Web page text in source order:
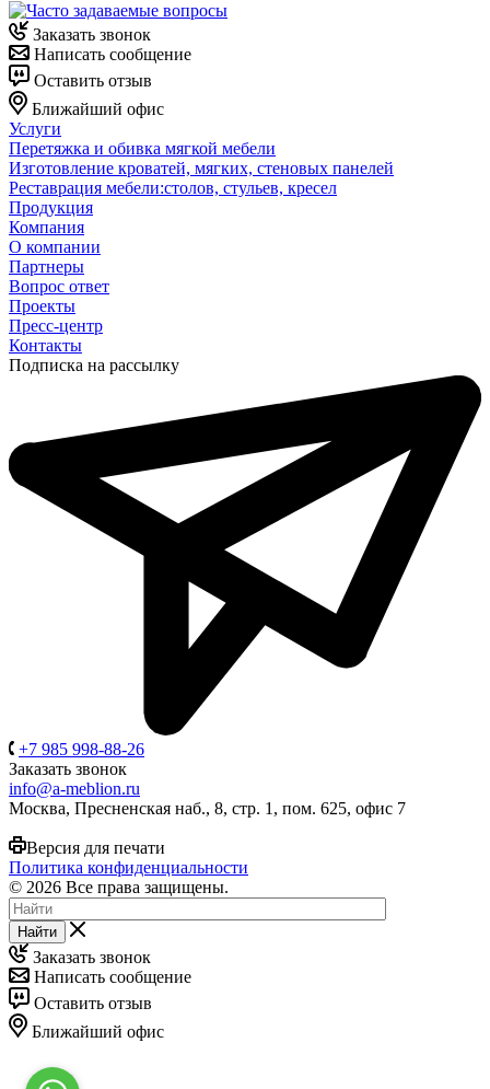
Заказать звонок
Написать сообщение
Оставить отзыв
Ближайший офис
Услуги
Перетяжка и обивка мягкой мебели
Изготовление кроватей, мягких, стеновых панелей
Реставрация мебели:столов, стульев, кресел
Продукция
Компания
О компании
Партнеры
Вопрос ответ
Проекты
Пресс-центр
Контакты
Подписка на рассылку
+7 985 998-88-26
Заказать звонок
info@a-meblion.ru
Москва, Пресненская наб., 8, стр. 1, пом. 625, офис 7
Версия для печати
Политика конфиденциальности
© 2026 Все права защищены.
Найти
Заказать звонок
Написать сообщение
Оставить отзыв
Ближайший офис